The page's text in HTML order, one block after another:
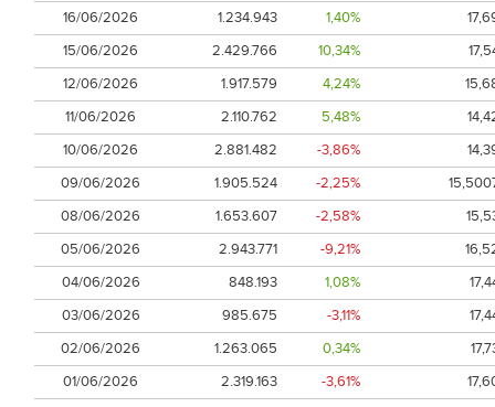
16/06/2026
1.234.943 1,40%
15/06/2026
2.429.766 10,34%
12/06/2026
1.917.579 4,24%
11/06/2026
2.110.762 5,48%
10/06/2026
2.881.482 -3,86%
09/06/2026
1.905.524 -2,25%
08/06/2026
1.653.607 -2,58%
05/06/2026
2.943.771 -9,21%
04/06/2026
848.193 1,08%
03/06/2026
985.675 -3,11%
02/06/2026
1.263.065 0,34%
01/06/2026
2.319.163 -3,61%